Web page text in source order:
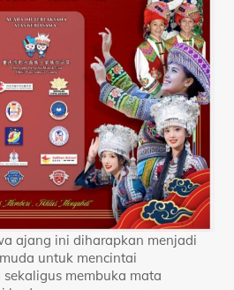
ajang ini diharapkan menjadi
untuk mencintai
membuka mata